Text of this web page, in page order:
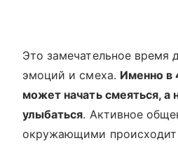
Это замечательное время
эмоций и смеха. Именно в
может начать смеяться, а
улыбаться. Активное
окружающими